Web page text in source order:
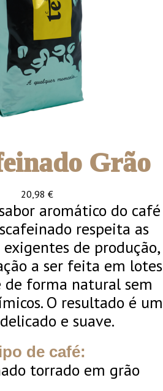
Grão
20,98€
aromático do café
respeita as
de produção,
a ser feita em lotes
de forma natural sem
O resultado é um
e suave.
de café:
torrado em grão